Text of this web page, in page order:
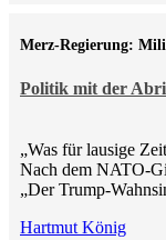
Politik mit der
Merz-Regierung:
„Was für lausige
Nach dem NATO-
„Der Trump-
Hartmut König